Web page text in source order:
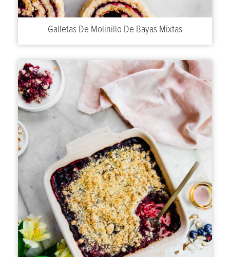
Galletas De Molinillo De Bayas Mixtas